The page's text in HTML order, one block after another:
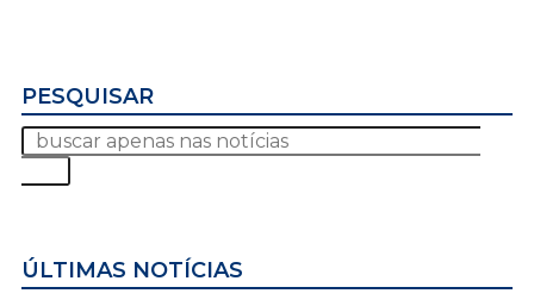
PESQUISAR
ÚLTIMAS NOTÍCIAS